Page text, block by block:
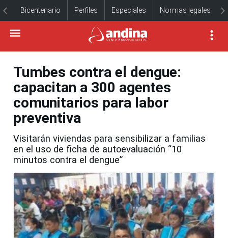
Bicentenario Perfiles Especiales Normas legales
Tumbes contra el dengue:
capacitan a 300 agentes
comunitarios para labor
preventiva
Visitarán viviendas para sensibilizar a familias
en el uso de ficha de autoevaluación “10
minutos contra el dengue”